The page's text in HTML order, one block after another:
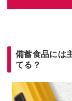
備蓄食品には
てる？